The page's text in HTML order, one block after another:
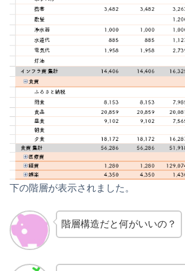
下の階層が表示されました。
階層構造だと何がいいの？